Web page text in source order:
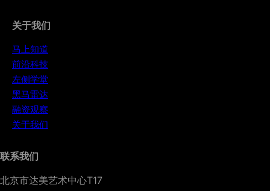
关于我们
马上知道
前沿科技
左侧学堂
黑马雷达
融资观察
关于我们
联系我们
北京市达美艺术中心T17